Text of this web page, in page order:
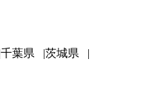
千葉県
茨城県